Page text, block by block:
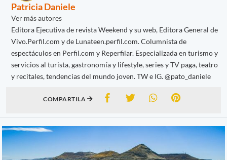
Patricia Daniele
Ver más autores
Editora Ejecutiva de revista Weekend y su web, Editora General de
Vivo.Perfil.com y de Lunateen.perfil.com. Columnista de
espectáculos en Perfil.com y Reperfilar. Especializada en turismo y
servicios al turista, gastronomía y lifestyle, series y TV paga, teatro
y recitales, tendencias del mundo joven. TW e IG. @pato_daniele
COMPARTILA